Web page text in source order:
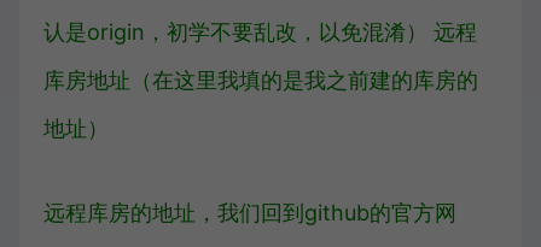
认是origin，初学不要乱改，以免混淆） 远程
库房地址（在这里我填的是我之前建的库房的
地址）
远程库房的地址，我们回到github的官方网